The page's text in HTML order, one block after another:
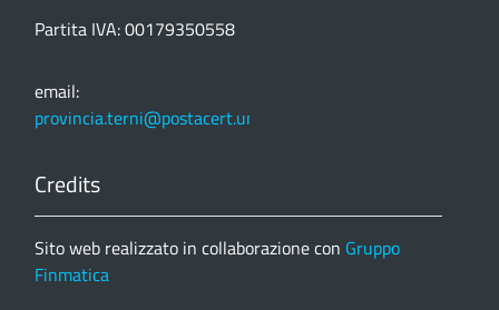
Partita IVA: 00179350558
email:
provincia.terni@postacert.umbria.it
Credits
Sito web realizzato in collaborazione con Gruppo
Finmatica